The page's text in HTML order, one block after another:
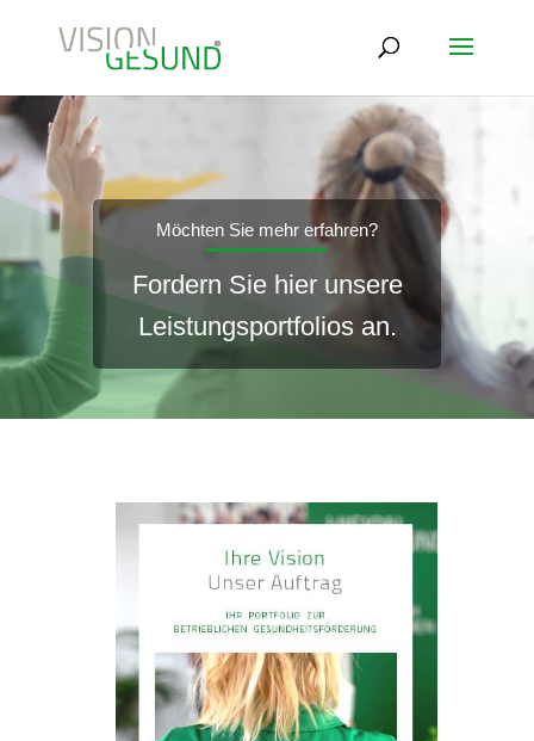
Möchten Sie mehr erfahren?
Fordern Sie hier unsere
Leistungsportfolios an.